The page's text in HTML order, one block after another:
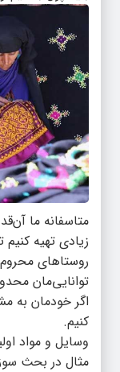
متاسفانه ما
زیادی تهیه کنیم
روستاهای محروم
توانایی‌مان
اگر خودمان به
کنیم.
وسایل و مواد